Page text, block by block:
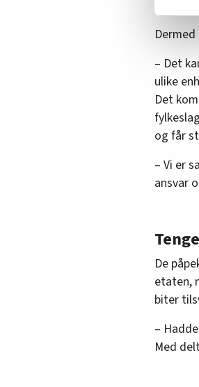
– Det
ulike
Det
og får
– Vi er
ansvar
De
etaten,
biter
–
Med